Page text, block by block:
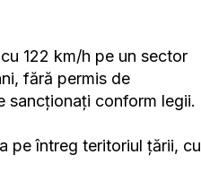
122 km/h pe un sector
fără permis de
sancționați conform legii.
pe întreg teritoriul țării, cu